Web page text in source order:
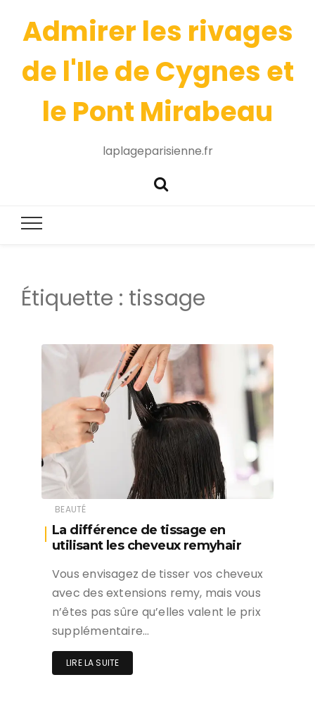
Admirer les rivages
de l'Ile de Cygnes et
le Pont Mirabeau
laplageparisienne.fr
Étiquette : tissage
BEAUTÉ
La différence de tissage en
utilisant les cheveux remyhair
Vous envisagez de tisser vos cheveux
avec des extensions remy, mais vous
n’êtes pas sûre qu’elles valent le prix
supplémentaire…
LIRE LA SUITE